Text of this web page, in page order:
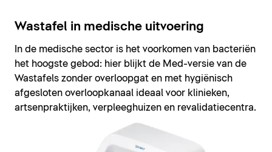
Wastafel in medische uitvoering
In de medische sector is het voorkomen van bacteriën
het hoogste gebod: hier blijkt de Med-versie van de
Wastafels zonder overloopgat en met hygiënisch
afgesloten overloopkanaal ideaal voor klinieken,
artsenpraktijken, verpleeghuizen en revalidatiecentra.